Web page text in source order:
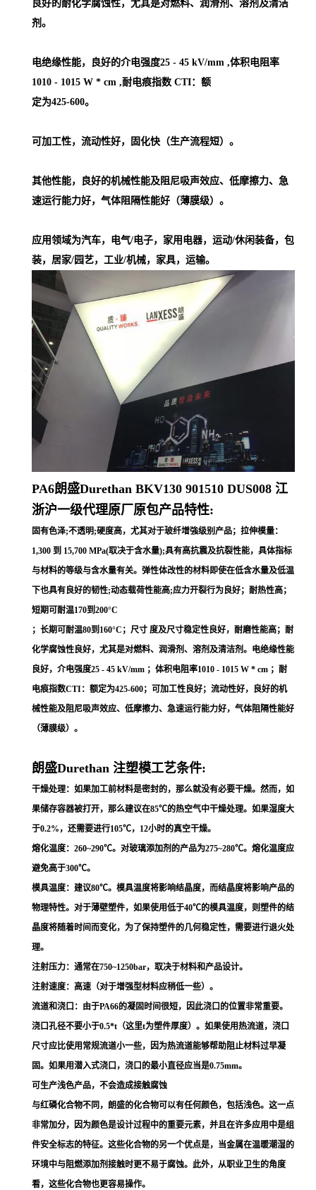
良好的耐化学腐蚀性，尤其是对燃料、润滑剂、溶剂及清洁
剂。
电绝缘性能，良好的介电强度25 - 45 kV/mm ,体积电阻率
1010 - 1015 W * cm ,耐电痕指数 CTI：额
定为425-600。
可加工性，流动性好，固化快（生产流程短）。
其他性能，良好的机械性能及阻尼吸声效应、低摩擦力、急
速运行能力好，气体阻隔性能好（薄膜级）。
应用领域为汽车，电气/电子，家用电器，运动/休闲装备，包
装，居家/园艺，工业/机械，家具，运输。
PA6朗盛Durethan BKV130 901510 DUS008 江
浙沪一级代理原厂原包产品特性:
固有色泽;不透明;硬度高，尤其对于玻纤增強级别产品；拉伸模量：
1,300 到 15,700 MPa(取决于含水量);具有高抗震及抗裂性能，具体指标
与材料的等级与含水量有关。弹性体改性的材料即使在低含水量及低温
下也具有良好的韧性;动态载荷性能高;应力开裂行为良好；耐热性高；
短期可耐温170到200°C
；长期可耐温80到160°C；尺寸 度及尺寸稳定性良好，耐磨性能高；耐
化学腐蚀性良好，尤其是对燃料、润滑剂、溶剂及清洁剂。电绝缘性能
良好，介电强度25 - 45 kV/mm ；体积电阻率1010 - 1015 W * cm ；耐
电痕指数CTI：额定为425-600；可加工性良好；流动性好，良好的机
械性能及阻尼吸声效应、低摩擦力、急速运行能力好，气体阻隔性能好
（薄膜级）。
朗盛Durethan 注塑模工艺条件:
干燥处理：如果加工前材料是密封的，那么就没有必要干燥。然而，如
果储存容器被打开，那么建议在85℃的热空气中干燥处理。如果湿度大
于0.2%，还需要进行105℃，12小时的真空干燥。
熔化温度：260~290℃。对玻璃添加剂的产品为275~280℃。熔化温度应
避免高于300℃。
模具温度：建议80℃。模具温度将影响结晶度，而结晶度将影响产品的
物理特性。对于薄壁塑件，如果使用低于40℃的模具温度，则塑件的结
晶度将随着时间而变化，为了保持塑件的几何稳定性，需要进行退火处
理。
注射压力：通常在750~1250bar，取决于材料和产品设计。
注射速度：高速（对于增强型材料应稍低一些）。
流道和浇口：由于PA66的凝固时间很短，因此浇口的位置非常重要。
浇口孔径不要小于0.5*t（这里t为塑件厚度）。如果使用热流道，浇口
尺寸应比使用常规流道小一些，因为热流道能够帮助阻止材料过早凝
固。如果用潜入式浇口，浇口的最小直径应当是0.75mm。
可生产浅色产品，不会造成接触腐蚀
与红磷化合物不同，朗盛的化合物可以有任何颜色，包括浅色。这一点
非常加分，因为颜色是设计过程中的重要元素，并且在许多应用中是组
件安全标志的特征。这些化合物的另一个优点是，当金属在温暖潮湿的
环境中与阻燃添加剂接触时更不易于腐蚀。此外，从职业卫生的角度
看，这些化合物也更容易操作。